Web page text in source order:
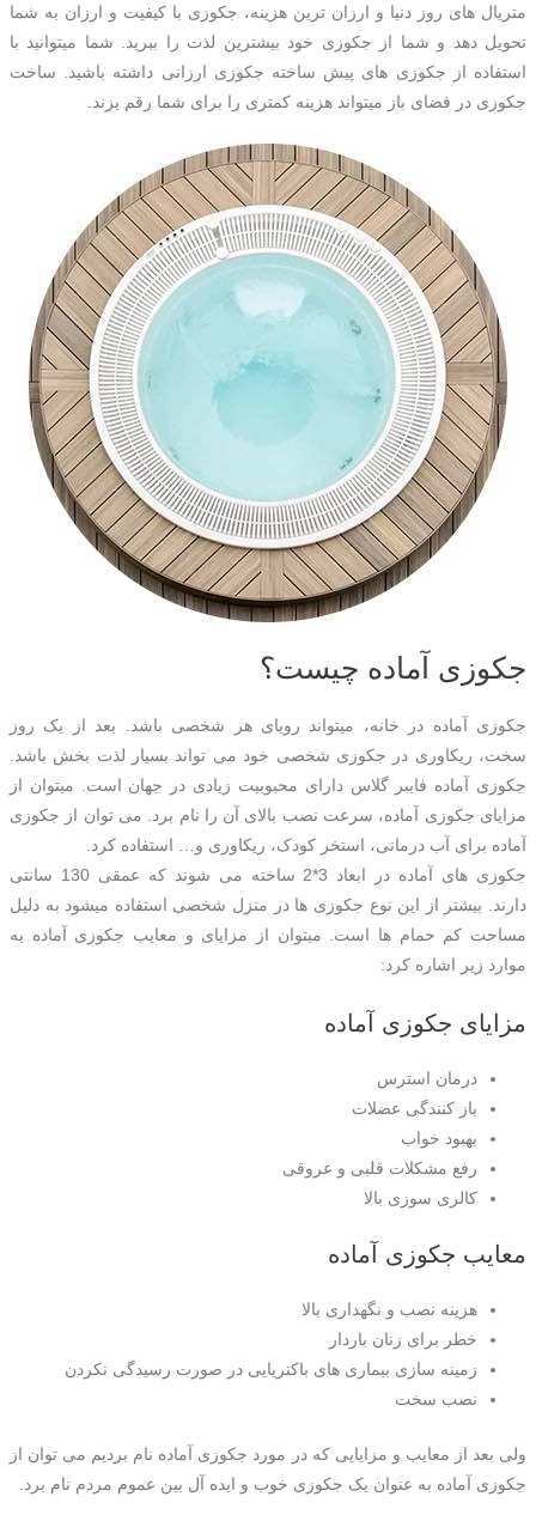
متریال های روز دنیا و ارزان ترین هزینه، جکوزی با کیفیت و ارزان به شما
تحویل دهد و شما از جکوزی خود بیشترین لذت را ببرید. شما میتوانید با
استفاده از جکوزی های پیش ساخته جکوزی ارزانی داشته باشید. ساخت
جکوزی در فضای باز میتواند هزینه کمتری را برای شما رقم بزند.
جکوزی آماده چیست؟
جکوزی آماده در خانه، میتواند رویای هر شخصی باشد. بعد از یک روز
سخت، ریکاوری در جکوزی شخصی خود می تواند بسیار لذت بخش باشد.
جکوزی آماده فایبر گلاس دارای محبوبیت زیادی در جهان است. میتوان از
مزایای جکوزی آماده، سرعت نصب بالای آن را نام برد. می توان از جکوزی
آماده برای آب درمانی، استخر کودک، ریکاوری و… استفاده کرد.
جکوزی های آماده در ابعاد 3*2 ساخته می شوند که عمقی 130 سانتی
دارند. بیشتر از این نوع جکوزی ها در منزل شخصی استفاده میشود به دلیل
مساحت کم حمام ها است. میتوان از مزایای و معایب جکوزی آماده به
موارد زیر اشاره کرد:
مزایای جکوزی آماده
درمان استرس
باز کنندگی عضلات
بهبود خواب
رفع مشکلات قلبی و عروقی
کالری سوزی بالا
معایب جکوزی آماده
هزینه نصب و نگهداری بالا
خطر برای زنان باردار
زمینه سازی بیماری های باکتریایی در صورت رسیدگی نکردن
نصب سخت
ولی بعد از معایب و مزایایی که در مورد جکوزی آماده نام بردیم می توان از
جکوزی آماده به عنوان یک جکوزی خوب و ایده آل بین عموم مردم نام برد.